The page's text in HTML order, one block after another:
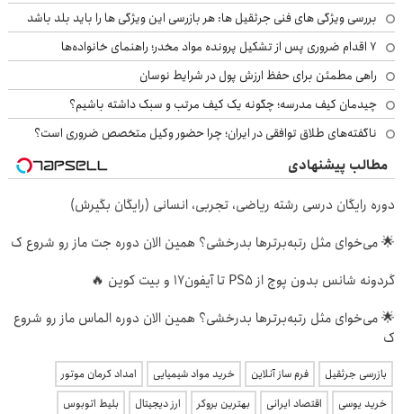
بررسی ویژگی های فنی جرثقیل ها: هر بازرسی این ویژگی ها را باید بلد باشد
۷ اقدام ضروری پس از تشکیل پرونده مواد مخدر؛ راهنمای خانواده‌ها
راهی مطمئن برای حفظ ارزش پول در شرایط نوسان
چیدمان کیف مدرسه؛ چگونه یک کیف مرتب و سبک داشته باشیم؟
ناگفته‌های طلاق توافقی در ایران؛ چرا حضور وکیل متخصص ضروری است؟
مطالب پیشنهادی
دوره رایگان درسی رشته ریاضی، تجربی، انسانی (رایگان بگیرش)
🌟 می‌خوای مثل رتبه‌برترها بدرخشی؟ همین الان دوره جت ماز رو شروع ک
گردونه شانس بدون پوچ از PS5 تا آیفون17 و بیت کوین 🔥
🌟 می‌خوای مثل رتبه‌برترها بدرخشی؟ همین الان دوره الماس ماز رو شروع
ک
بازرسی جرثقیل فرم ساز آنلاین خرید مواد شیمیایی
امداد کرمان موتور
خرید یوسی
اقتصاد ایرانی بهترین بروکر ارز دیجیتال بلیط اتوبوس